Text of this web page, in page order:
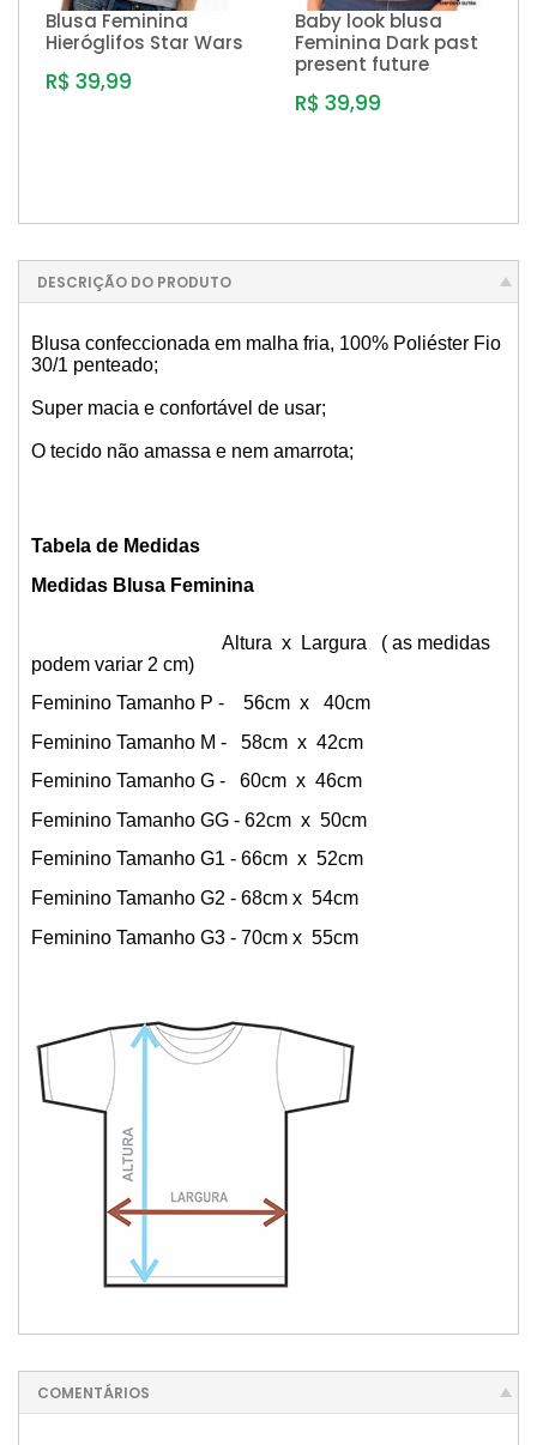
Blusa Feminina
Hieróglifos Star Wars
R$ 39,99
Baby look blusa
Feminina Dark past
present future
R$ 39,99
DESCRIÇÃO DO PRODUTO
Blusa confeccionada em malha fria, 100% Poliéster Fio
30/1 penteado;
Super macia e confortável de usar;
O tecido não amassa e nem amarrota;
Tabela de Medidas
Medidas Blusa Feminina
Altura x Largura ( as medidas
podem variar 2 cm)
Feminino Tamanho P - 56cm x 40cm
Feminino Tamanho M - 58cm x 42cm
Feminino Tamanho G - 60cm x 46cm
Feminino Tamanho GG - 62cm x 50cm
Feminino Tamanho G1 - 66cm x 52cm
Feminino Tamanho G2 - 68cm x 54cm
Feminino Tamanho G3 - 70cm x 55cm
COMENTÁRIOS